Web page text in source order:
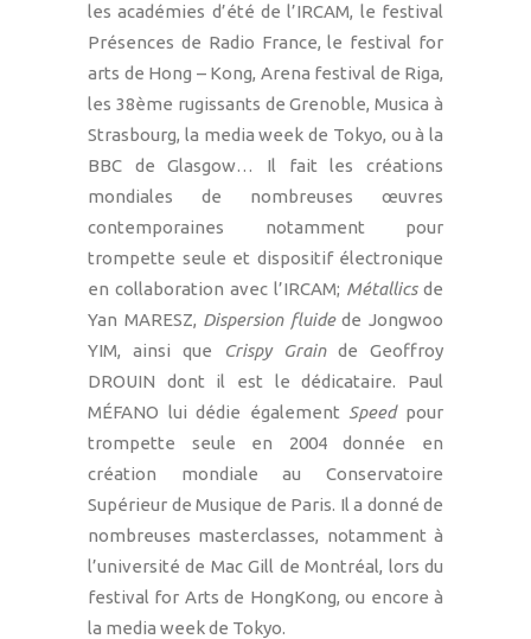
les académies d’été de l’IRCAM, le festival
Présences de Radio France, le festival for
arts de Hong – Kong, Arena festival de Riga,
les 38ème rugissants de Grenoble, Musica à
Strasbourg, la media week de Tokyo, ou à la
BBC de Glasgow… Il fait les créations
mondiales de nombreuses œuvres
contemporaines notamment pour
trompette seule et dispositif électronique
en collaboration avec l’IRCAM; Métallicsde
Yan MARESZ, Dispersion fluidede Jongwoo
YIM, ainsi que
Crispy Grainde Geoffroy
DROUIN dont il est le dédicataire. Paul
MÉFANO lui dédie également Speedpour
trompette seule en 2004 donnée en
création mondiale au Conservatoire
Supérieur de Musique de Paris. Il a donné de
nombreuses masterclasses, notamment à
l’université de Mac Gill de Montréal, lors du
festival for Arts de HongKong, ou encore à
la media week de Tokyo.